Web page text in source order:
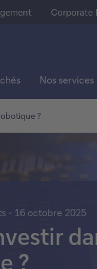
Corporate
Nos services
Group
?
- 16 octobre 2025
?